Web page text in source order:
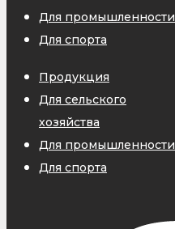
Для промышленности
Для спорта
Продукция
Для сельского
хозяйства
Для промышленности
Для спорта